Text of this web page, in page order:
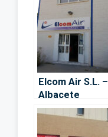
Elcom Air S.L. –
Albacete